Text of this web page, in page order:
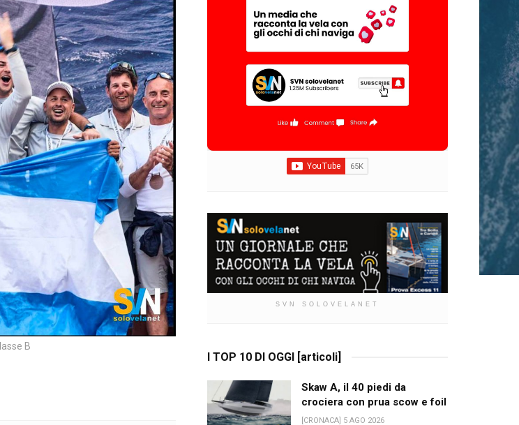
B
SVN SOLOVELANET
I TOP 10 DI OGGI [articoli]
Skaw A, il 40 piedi da
crociera con prua scow e foil
[CRONACA] 5 AGO 2026